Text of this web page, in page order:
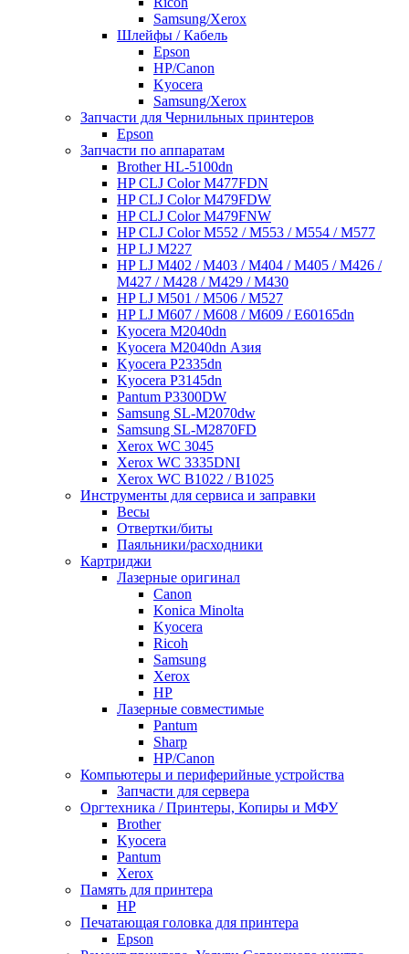
Samsung/Xerox
Шлейфы / Кабель
Epson
HP/Canon
Kyocera
Samsung/Xerox
Запчасти для Чернильных принтеров
Epson
Запчасти по аппаратам
Brother HL-5100dn
HP CLJ Color M477FDN
HP CLJ Color M479FDW
HP CLJ Color M479FNW
HP CLJ Color M552 / M553 / M554 / M577
HP LJ M227
HP LJ M402 / M403 / M404 / M405 / M426 /
M427 / M428 / M429 / M430
HP LJ M501 / M506 / M527
HP LJ M607 / M608 / M609 / E60165dn
Kyocera M2040dn
Kyocera M2040dn Азия
Kyocera P2335dn
Kyocera P3145dn
Pantum P3300DW
Samsung SL-M2070dw
Samsung SL-M2870FD
Xerox WC 3045
Xerox WC 3335DNI
Xerox WC B1022 / B1025
Инструменты для сервиса и заправки
Весы
Отвертки/биты
Паяльники/расходники
Картриджи
Лазерные оригинал
Canon
Konica Minolta
Kyocera
Ricoh
Samsung
Xerox
НР
Лазерные совместимые
Pantum
Sharp
НР/Сanon
Компьютеры и периферийные устройства
Запчасти для сервера
Оргтехника / Принтеры, Копиры и МФУ
Brother
Kyocera
Pantum
Xerox
Память для принтера
HP
Печатающая головка для принтера
Epson